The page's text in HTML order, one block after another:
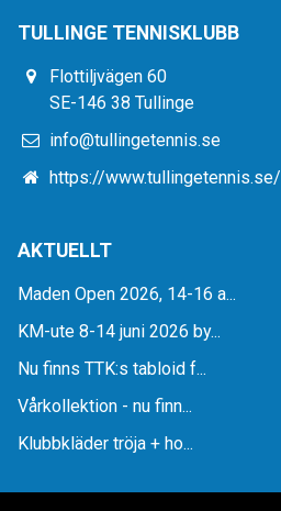
TULLINGE TENNISKLUBB
Flottiljvägen 60
SE-146 38 Tullinge
info@tullingetennis.se
https://www.tullingetennis.se/
AKTUELLT
Maden Open 2026, 14-16 a...
KM-ute 8-14 juni 2026 by...
Nu finns TTK:s tabloid f...
Vårkollektion - nu finn...
Klubbkläder tröja + ho...